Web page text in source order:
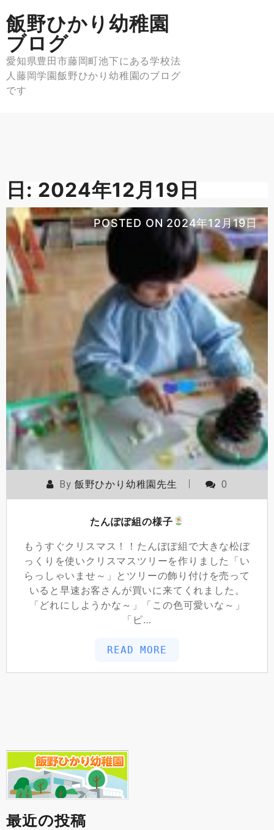
to
content
飯野ひかり幼稚園
ブログ
愛知県豊田市藤岡町池下にある学校法
人藤岡学園飯野ひかり幼稚園のブログ
です
日: 2024年12月19日
POSTED ON2024年12月19日
By 飯野ひかり幼稚園先生 0
たんぽぽ組の様子
もうすぐクリスマス！！たんぽぽ組で大きな松ぼ
っくりを使いクリスマスツリーを作りました「い
らっしゃいませ～」とツリーの飾り付けを売って
いると早速お客さんが買いに来てくれました。
「どれにしようかな～」「この色可愛いな～」
「ピ…
READ MORE
最近の投稿